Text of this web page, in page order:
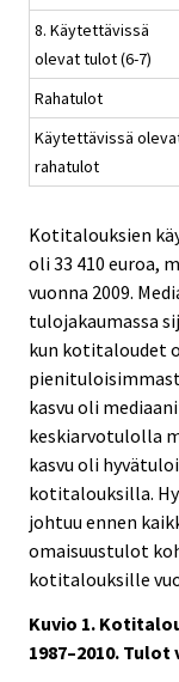
8. Käytettävissä
olevat tulot (6-7)
Rahatulot
Käytettävissä
rahatulot
Kotitalouksien
oli 33 410 euroa,
vuonna 2009.
tulojakaumassa
kun kotitaloudet
kasvu oli
keskiarvotulolla
kasvu oli
kotitalouksilla.
johtuu ennen
omaisuustulot
kotitalouksille
Kuvio 1.
1987–2010.